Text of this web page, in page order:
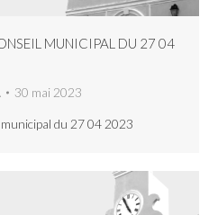
MUNICIPAL DU 27 04
30 mai 2023
du 27 04 2023